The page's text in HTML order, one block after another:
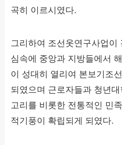
곡히 이르시였다.
그리하여 조선옷연구사업이
심속에 중앙과 지방들에서
이 성대히 열리여 본보기조
되였으며 근로자들과 청년
고리를 비롯한 전통적인 민
적기풍이 확립되게 되였다.